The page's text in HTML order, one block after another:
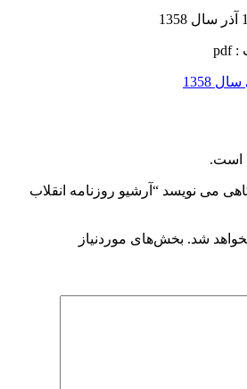
است.
می نویسد “آرشیو روزنامه انقلاب
شد. بخش‌های موردنیاز